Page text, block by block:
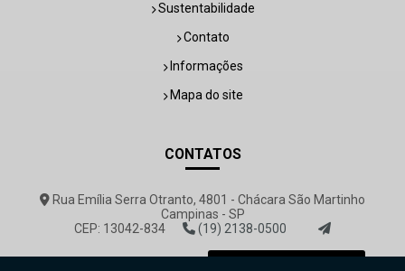
Sustentabilidade
Contato
Informações
Mapa do site
CONTATOS
Rua Emília Serra Otranto, 4801 - Chácara São Martinho
Campinas - SP
CEP: 13042-834
(19) 2138-0500